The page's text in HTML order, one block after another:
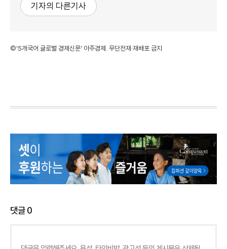
기자의 다른기사
©'5개국어 글로벌 경제신문' 아주경제. 무단전재·재배포 금지
댓글0